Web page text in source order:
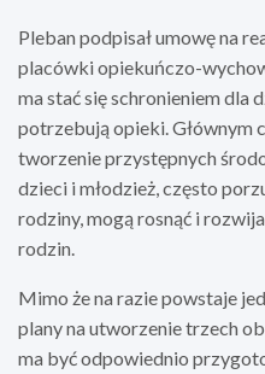
Pleban podpisał umowę na
placówki opiekuńczo-
ma stać się schronieniem dla
potrzebują opieki. Głównym
tworzenie przystępnych
dzieci i młodzież, często
rodziny, mogą rosnąć i
rodzin.
Mimo że na razie powstaje
plany na utworzenie trzech
ma być odpowiednio